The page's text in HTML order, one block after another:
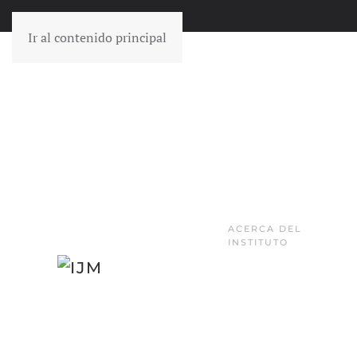
Ir al contenido principal
ACERCA DEL
INSTITUTO